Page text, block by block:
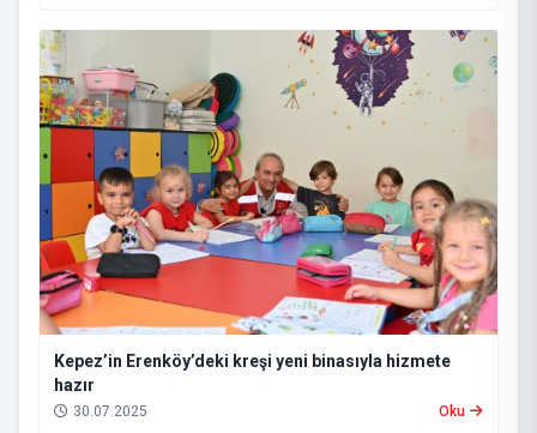
Kepez’in Erenköy’deki kreşi yeni binasıyla hizmete
hazır
30.07.2025 Oku